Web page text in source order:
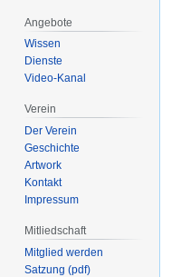
Angebote
Wissen
Dienste
Video-Kanal
Verein
Der Verein
Geschichte
Artwork
Kontakt
Impressum
Mitliedschaft
Mitglied werden
Satzung (pdf)